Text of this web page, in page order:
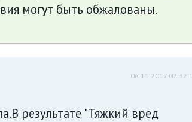
могут быть обжалованы.
06.11.2017
результате "Тяжкий вред